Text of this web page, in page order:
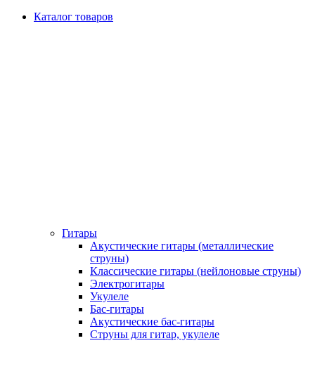
Каталог товаров
Гитары
Акустические гитары (металлические
струны)
Классические гитары (нейлоновые струны)
Электрогитары
Укулеле
Бас-гитары
Акустические бас-гитары
Струны для гитар, укулеле